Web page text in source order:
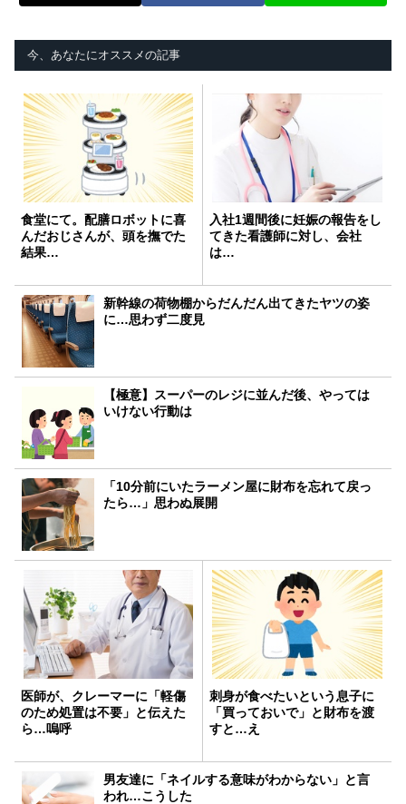
今、あなたにオススメの記事
食堂にて。配膳ロボットに喜
んだおじさんが、頭を撫でた
結果…
入社1週間後に妊娠の報告をし
てきた看護師に対し、会社
は…
新幹線の荷物棚からだんだん出てきたヤツの姿
に…思わず二度見
【極意】スーパーのレジに並んだ後、やっては
いけない行動は
「10分前にいたラーメン屋に財布を忘れて戻っ
たら…」思わぬ展開
医師が、クレーマーに「軽傷
のため処置は不要」と伝えた
ら…嗚呼
刺身が食べたいという息子に
「買っておいで」と財布を渡
すと…え
男友達に「ネイルする意味がわからない」と言
われ…こうした